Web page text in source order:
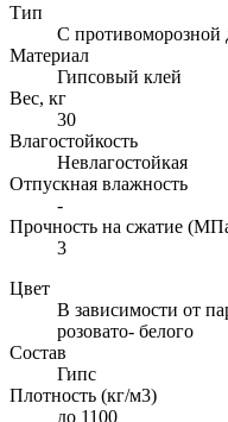
Тип
С противоморозной
Материал
Гипсовый клей
Вес, кг
30
Влагостойкость
Невлагостойкая
Отпускная влажность
-
Прочность на сжатие
3
Цвет
В зависимости от
розовато- белого
Состав
Гипс
Плотность (кг/м3)
до 1100